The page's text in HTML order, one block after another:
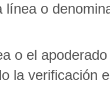
línea o
o el
la verificación